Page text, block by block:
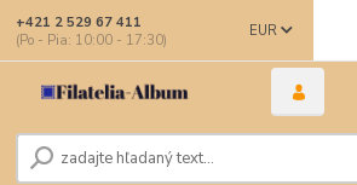
EUR
+421 2 529 67 411
(Po - Pia: 10:00 - 17:30)